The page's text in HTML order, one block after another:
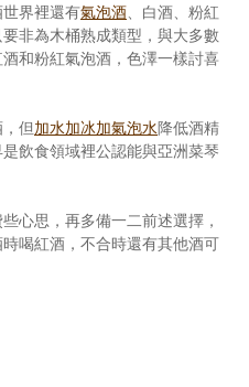
界裡還有氣泡酒、白酒、粉紅
非為木桶熟成類型，與大多數
和粉紅氣泡酒，色澤一樣討喜
但加水加冰加氣泡水降低酒精
飲食領域裡公認能與亞洲菜琴
心思，再多備一二前述選擇，
喝紅酒，不合時還有其他酒可